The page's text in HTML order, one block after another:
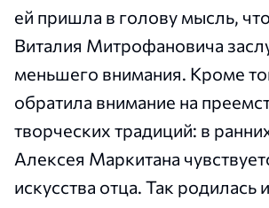
ей пришла в голову мысль,
Виталия Митрофановича
меньшего внимания. Кроме
обратила внимание на
творческих традиций: в
Алексея Маркитана
искусства отца. Так родилась